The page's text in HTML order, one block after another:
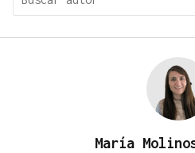
María